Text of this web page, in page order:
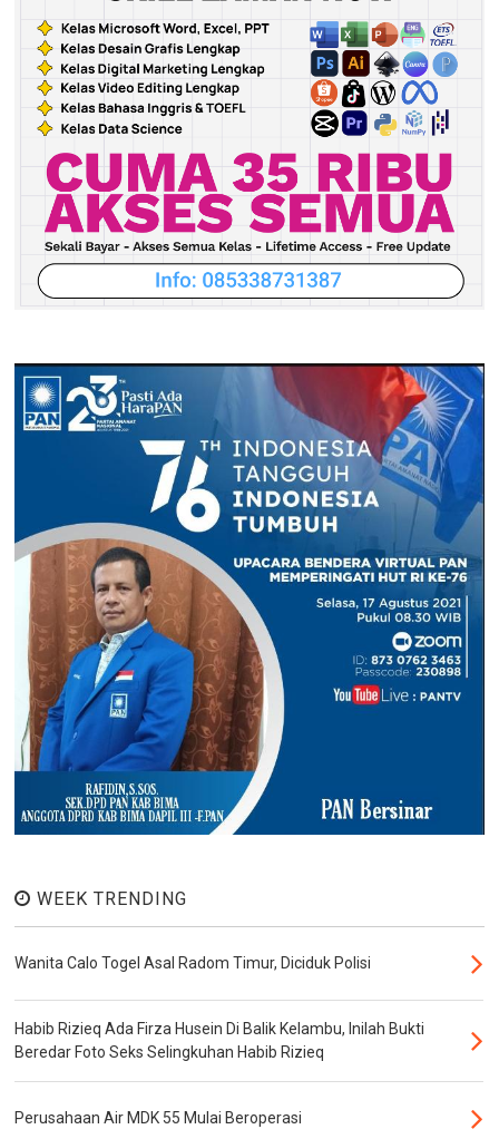
WEEK TRENDING
Wanita Calo Togel Asal Radom Timur, Diciduk Polisi
Habib Rizieq Ada Firza Husein Di Balik Kelambu, Inilah Bukti
Beredar Foto Seks Selingkuhan Habib Rizieq
Perusahaan Air MDK 55 Mulai Beroperasi